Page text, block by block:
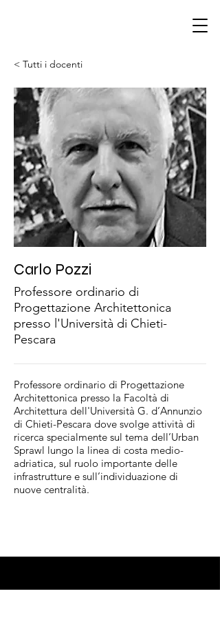
< Tutti i docenti
Carlo Pozzi
Professore ordinario di
Progettazione Architettonica
presso l'Università di Chieti-
Pescara
Professore ordinario di Progettazione
Architettonica presso la Facoltà di
Architettura dell'Università G. d’Annunzio
di Chieti-Pescara dove svolge attività di
ricerca specialmente sul tema dell’Urban
Sprawl lungo la linea di costa medio-
adriatica, sul ruolo importante delle
infrastrutture e sull’individuazione di
nuove centralità.